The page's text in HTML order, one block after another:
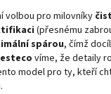
volbou pro milovníky
(přesnému
spárou, čímž
víme, že detaily
model pro ty, kteří
.